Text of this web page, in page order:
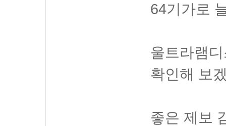
64기가로
울트라램
확인해 보
좋은 제보